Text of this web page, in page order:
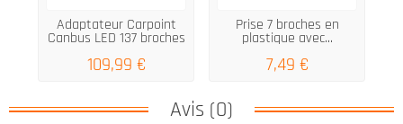
Adaptateur Carpoint
Canbus LED 137 broches
109,99 €
Prise 7 broches en
plastique avec...
7,49 €
Avis (0)